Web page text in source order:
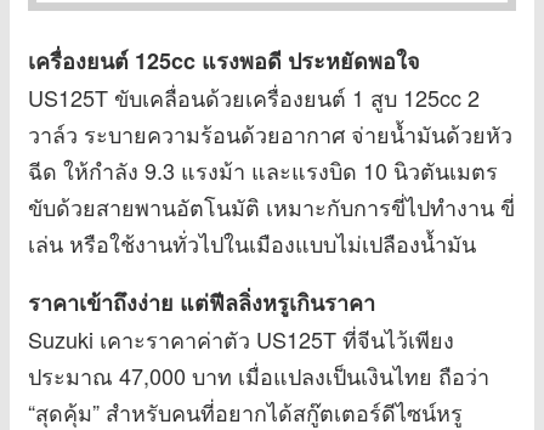
เครื่องยนต์ 125cc แรงพอดี ประหยัดพอใจ
US125T ขับเคลื่อนด้วยเครื่องยนต์ 1 สูบ 125cc 2
วาล์ว ระบายความร้อนด้วยอากาศ จ่ายน้ำมันด้วยหัว
ฉีด ให้กำลัง 9.3 แรงม้า และแรงบิด 10 นิวตันเมตร
ขับด้วยสายพานอัตโนมัติ เหมาะกับการขี่ไปทำงาน ขี่
เล่น หรือใช้งานทั่วไปในเมืองแบบไม่เปลืองน้ำมัน
ราคาเข้าถึงง่าย แต่ฟีลลิ่งหรูเกินราคา
Suzuki เคาะราคาค่าตัว US125T ที่จีนไว้เพียง
ประมาณ 47,000 บาท เมื่อแปลงเป็นเงินไทย ถือว่า
“สุดคุ้ม” สำหรับคนที่อยากได้สกู๊ตเตอร์ดีไซน์หรู